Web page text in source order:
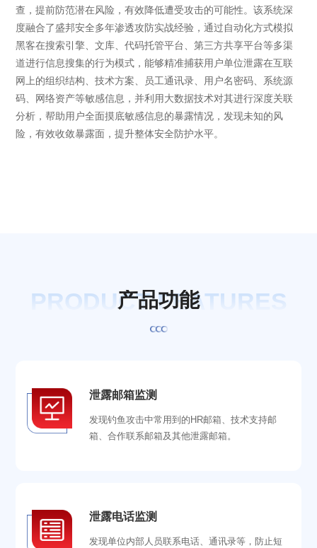
查，提前防范潜在风险，有效降低遭受攻击的可能性。该系统深
度融合了盛邦安全多年渗透攻防实战经验，通过自动化方式模拟
黑客在搜索引擎、文库、代码托管平台、第三方共享平台等多渠
道进行信息搜集的行为模式，能够精准捕获用户单位泄露在互联
网上的组织结构、技术方案、员工通讯录、用户名密码、系统源
码、网络资产等敏感信息，并利用大数据技术对其进行深度关联
分析，帮助用户全面摸底敏感信息的暴露情况，发现未知的风
险，有效收敛暴露面，提升整体安全防护水平。
PRODUCT FEATURES
产品功能
泄露邮箱监测
发现钓鱼攻击中常用到的HR邮箱、技术支持邮
箱、合作联系邮箱及其他泄露邮箱。
泄露电话监测
发现单位内部人员联系电话、通讯录等，防止短